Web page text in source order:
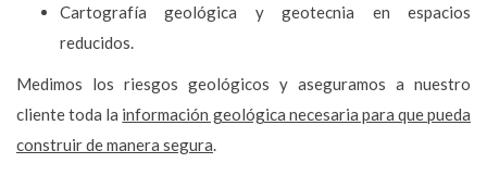
Cartografía geológica y geotecnia en espacios
reducidos.
Medimos los riesgos geológicos y aseguramos a nuestro
cliente toda la información geológica necesaria para que pueda
construir de manera segura.